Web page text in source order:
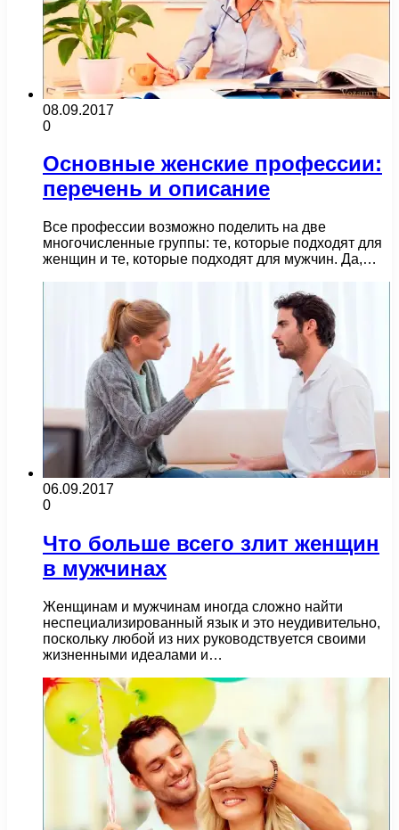
08.09.2017
0
Основные женские профессии:
перечень и описание
Все профессии возможно поделить на две
многочисленные группы: те, которые подходят для
женщин и те, которые подходят для мужчин. Да,…
06.09.2017
0
Что больше всего злит женщин
в мужчинах
Женщинам и мужчинам иногда сложно найти
неспециализированный язык и это неудивительно,
поскольку любой из них руководствуется своими
жизненными идеалами и…